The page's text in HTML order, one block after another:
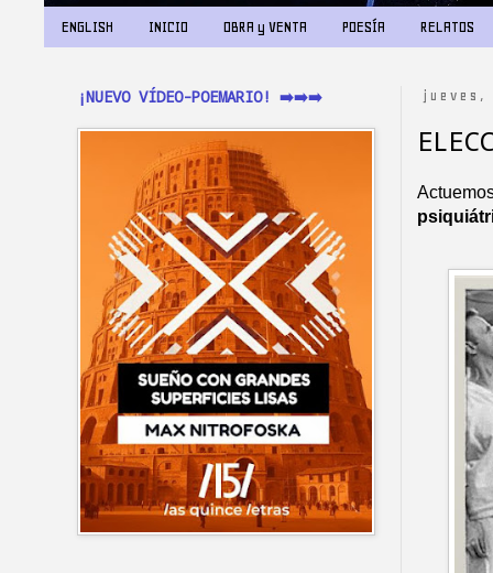
ENGLISH INICIO OBRA y VENTA POESÍA RELATOS
jueves,
¡NUEVO VÍDEO-POEMARIO! ➡️➡️➡️